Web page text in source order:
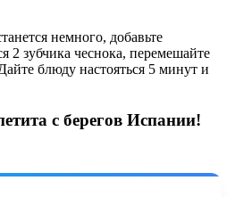
немного, добавьте
2 зубчика чеснока, перемешайте
блюду настояться 5 минут и
с берегов Испании!